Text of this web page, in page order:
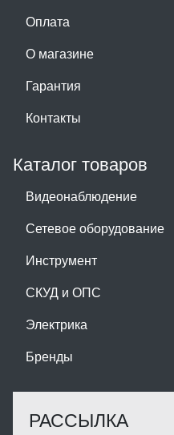
Оплата
О магазине
Гарантия
Контакты
Каталог товаров
Видеонаблюдение
Сетевое оборудование
Инструмент
СКУД и ОПС
Электрика
Бренды
РАССЫЛКА